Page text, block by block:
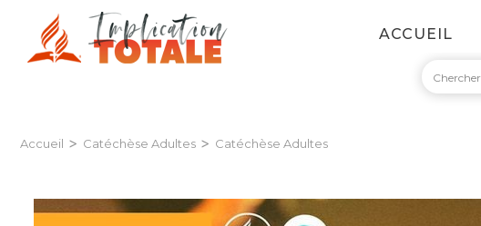
ACCUEIL
Accueil > Catéchèse Adultes > Catéchèse Adultes